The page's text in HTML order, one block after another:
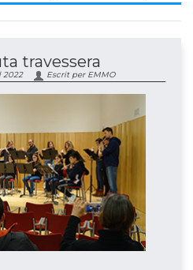
travessera
2022 Escrit per EMMO